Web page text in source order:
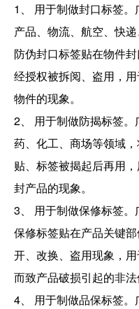
1、 用于制做封口标签
产品、物流、航空、快
防伪封口标签贴在物件
经授权被拆阅、盗用，
物件的现象。
2、 用于制做防揭标签
药、化工、商场等领域
贴、标签被揭起后再用
封产品的现象。
3、 用于制做保修标签
保修标签贴在产品关键
开、改换、盗用现象，
而致产品破损引起的非法
4、 用于制做品保标签